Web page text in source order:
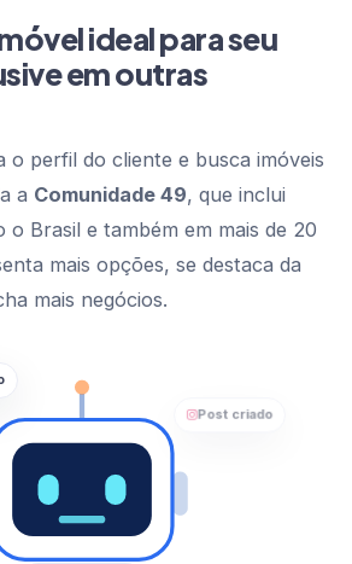
ideal para seu
em outras
o perfil do cliente e busca imóveis
a Comunidade 49, que inclui
o Brasil e também em mais de 20
mais opções, se destaca da
mais negócios.
Post criado